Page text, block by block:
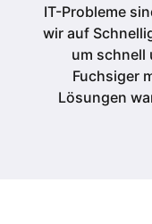
IT-Probleme
wir auf
um schnell
Fuchsiger
Lösungen